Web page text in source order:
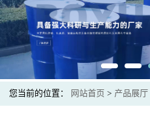
您当前的位置： 网站首页 > 产品展厅